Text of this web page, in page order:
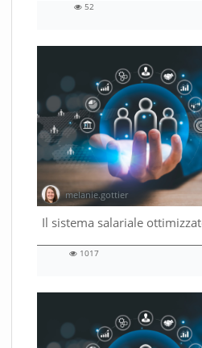
52
melanie.gottier
06:55 duration
1017